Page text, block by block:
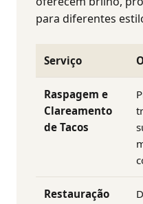
para diferentes
Serviço
Raspagem e
Clareamento
de Tacos
Restauração